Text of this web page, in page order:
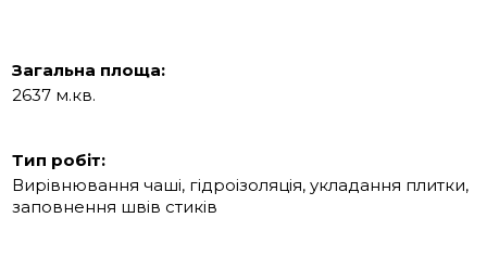
Загальна площа:
2637 м.кв.
Тип робіт:
Вирівнювання чаші, гідроізоляція, укладання плитки,
заповнення швів стиків